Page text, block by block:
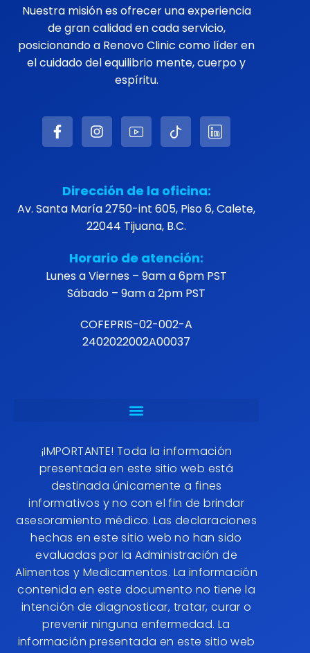
Nuestra misión es ofrecer una experiencia
de gran calidad en cada servicio,
posicionando a Renovo Clinic como líder en
el cuidado del equilibrio mente, cuerpo y
espíritu.
Dirección de la oficina:
Av. Santa María 2750-int 605, Piso 6, Calete,
22044 Tijuana, B.C.
Horario de atención:
Lunes a Viernes – 9am a 6pm PST
Sábado – 9am a 2pm PST
COFEPRIS-02-002-A
2402022002A00037
¡IMPORTANTE! Toda la información
presentada en este sitio web está
destinada únicamente a fines
informativos y no con el fin de brindar
asesoramiento médico. Las declaraciones
hechas en este sitio web no han sido
evaluadas por la Administración de
Alimentos y Medicamentos. La información
contenida en este documento no tiene la
intención de diagnosticar, tratar, curar o
prevenir ninguna enfermedad. La
información presentada en este sitio web